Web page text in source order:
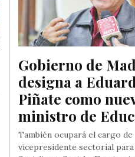
Gobierno de
designa a
Piñate como
ministro de
También ocupará el cargo de
vicepresidente sectorial